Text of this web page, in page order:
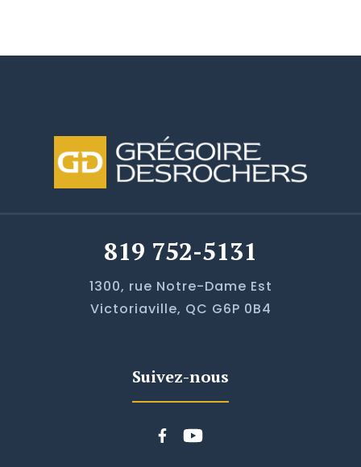
819 752-5131
1300, rue Notre-Dame Est
Victoriaville, QC G6P 0B4
Suivez-nous